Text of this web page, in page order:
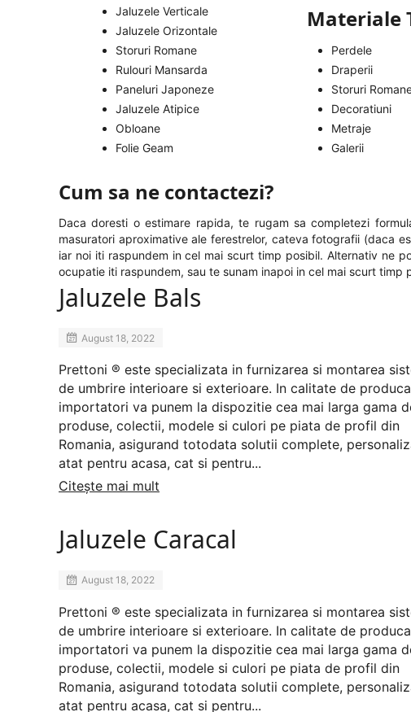
Jaluzele Verticale
Jaluzele Orizontale
Storuri Romane
Rulouri Mansarda
Paneluri Japoneze
Jaluzele Atipice
Obloane
Folie Geam
Materiale
Perdele
Draperii
Storuri
Decoratiuni
Metraje
Galerii
Cum sa ne contactezi?
Daca doresti o estimare rapida, te rugam sa completezi
masuratori aproximative ale ferestrelor, cateva fotografii (daca
iar noi iti raspundem in cel mai scurt timp posibil. Alternativ ne
ocupatie iti raspundem, sau te sunam inapoi in cel mai scurt timp
Jaluzele Bals
August 18, 2022
Prettoni ® este specializata in furnizarea si montarea
de umbrire interioare si exterioare. In calitate de
importatori va punem la dispozitie cea mai larga gama
produse, colectii, modele si culori pe piata de profil din
Romania, asigurand totodata solutii complete,
atat pentru acasa, cat si pentru...
Citește mai mult
Jaluzele Caracal
August 18, 2022
Prettoni ® este specializata in furnizarea si montarea
de umbrire interioare si exterioare. In calitate de
importatori va punem la dispozitie cea mai larga gama
produse, colectii, modele si culori pe piata de profil din
Romania, asigurand totodata solutii complete,
atat pentru acasa, cat si pentru...